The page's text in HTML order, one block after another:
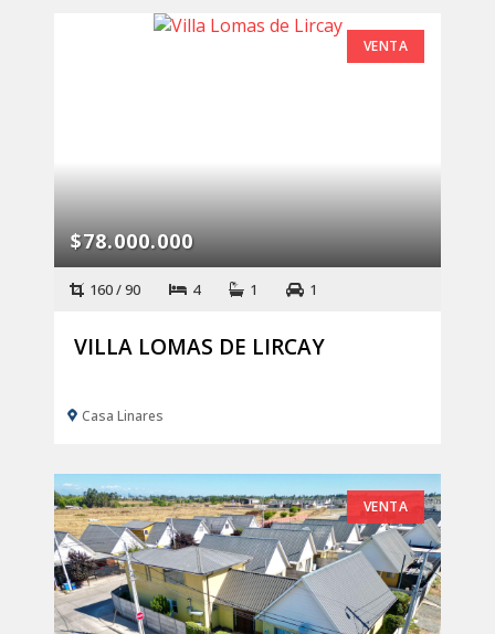
VENTA
$78.000.000
160 / 90 4 1 1
VILLA LOMAS DE LIRCAY
Casa Linares
VENTA